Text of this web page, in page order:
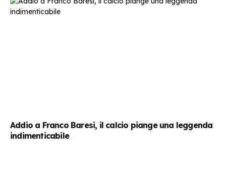
Addio a Franco Baresi, il calcio piange una leggenda
indimenticabile